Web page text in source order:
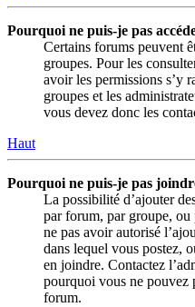
Pourquoi ne puis-je pas
Certains forums peuvent
groupes. Pour les
avoir les permissions s’y
groupes et les
vous devez donc les
Haut
Pourquoi ne puis-je pas
La possibilité d’ajouter
par forum, par groupe, ou
ne pas avoir autorisé
dans lequel vous postez,
en joindre. Contactez
pourquoi vous ne pouvez
forum.